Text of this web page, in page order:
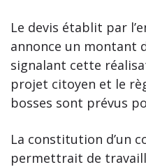
Le devis établit par
annonce un montant
signalant cette
projet citoyen et le
bosses sont prévus
La constitution d’un
permettrait de